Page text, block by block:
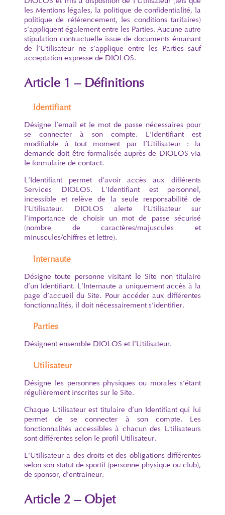
les Mentions légales, la politique de confidentialité, la
politique de référencement, les conditions tarifaires)
s’appliquent également entre les Parties. Aucune autre
stipulation contractuelle issue de documents émanant
de l’Utilisateur ne s’applique entre les Parties sauf
acceptation expresse de DIOLOS.
Article 1 – Définitions
Identifiant
Désigne l’email et le mot de passe nécessaires pour
se connecter à son compte. L’Identifiant est
modifiable à tout moment par l’Utilisateur : la
demande doit être formalisée auprès de DIOLOS via
le formulaire de contact.
L’Identifiant permet d’avoir accès aux différents
Services DIOLOS. L’Identifiant est personnel,
incessible et relève de la seule responsabilité de
l’Utilisateur. DIOLOS alerte l’Utilisateur sur
l’importance de choisir un mot de passe sécurisé
(nombre de caractères/majuscules et
minuscules/chiffres et lettre).
Internaute
Désigne toute personne visitant le Site non titulaire
d’un Identifiant. L’Internaute a uniquement accès à la
page d’accueil du Site. Pour accéder aux différentes
fonctionnalités, il doit nécessairement s’identifier.
Parties
Désignent ensemble DIOLOS et l’Utilisateur.
Utilisateur
Désigne les personnes physiques ou morales s’étant
régulièrement inscrites sur le Site.
Chaque Utilisateur est titulaire d’un Identifiant qui lui
permet de se connecter à son compte. Les
fonctionnalités accessibles à chacun des Utilisateurs
sont différentes selon le profil Utilisateur.
L’Utilisateur a des droits et des obligations différentes
selon son statut de sportif (personne physique ou club),
de sponsor, d’entraineur.
Article 2 – Objet